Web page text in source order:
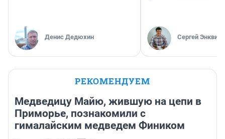
Денис Дедюхин Сергей Энквист
РЕКОМЕНДУЕМ
Медведицу Майю, жившую на цепи в
Приморье, познакомили с
гималайским медведем Фиником